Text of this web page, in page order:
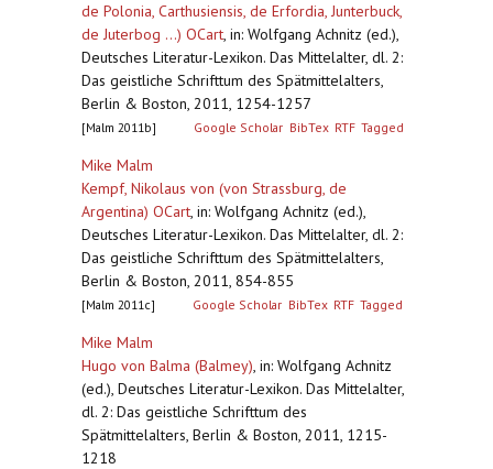
de Polonia, Carthusiensis, de Erfordia, Junterbuck,
de Juterbog ...) OCart, in: Wolfgang Achnitz (ed.),
Deutsches Literatur-Lexikon. Das Mittelalter, dl. 2:
Das geistliche Schrifttum des Spätmittelalters,
Berlin & Boston, 2011, 1254-1257
[Malm 2011b] Google Scholar BibTex RTF Tagged
Mike Malm
Kempf, Nikolaus von (von Strassburg, de
Argentina) OCart, in: Wolfgang Achnitz (ed.),
Deutsches Literatur-Lexikon. Das Mittelalter, dl. 2:
Das geistliche Schrifttum des Spätmittelalters,
Berlin & Boston, 2011, 854-855
[Malm 2011c] Google Scholar BibTex RTF Tagged
Mike Malm
Hugo von Balma (Balmey), in: Wolfgang Achnitz
(ed.), Deutsches Literatur-Lexikon. Das Mittelalter,
dl. 2: Das geistliche Schrifttum des
Spätmittelalters, Berlin & Boston, 2011, 1215-
1218